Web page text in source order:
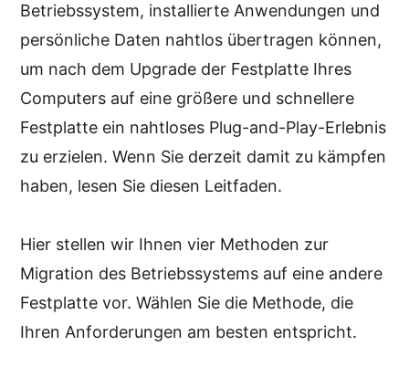
Betriebssystem, installierte Anwendungen und
persönliche Daten nahtlos übertragen können,
um nach dem Upgrade der Festplatte Ihres
Computers auf eine größere und schnellere
Festplatte ein nahtloses Plug-and-Play-Erlebnis
zu erzielen. Wenn Sie derzeit damit zu kämpfen
haben, lesen Sie diesen Leitfaden.
Hier stellen wir Ihnen vier Methoden zur
Migration des Betriebssystems auf eine andere
Festplatte vor. Wählen Sie die Methode, die
Ihren Anforderungen am besten entspricht.